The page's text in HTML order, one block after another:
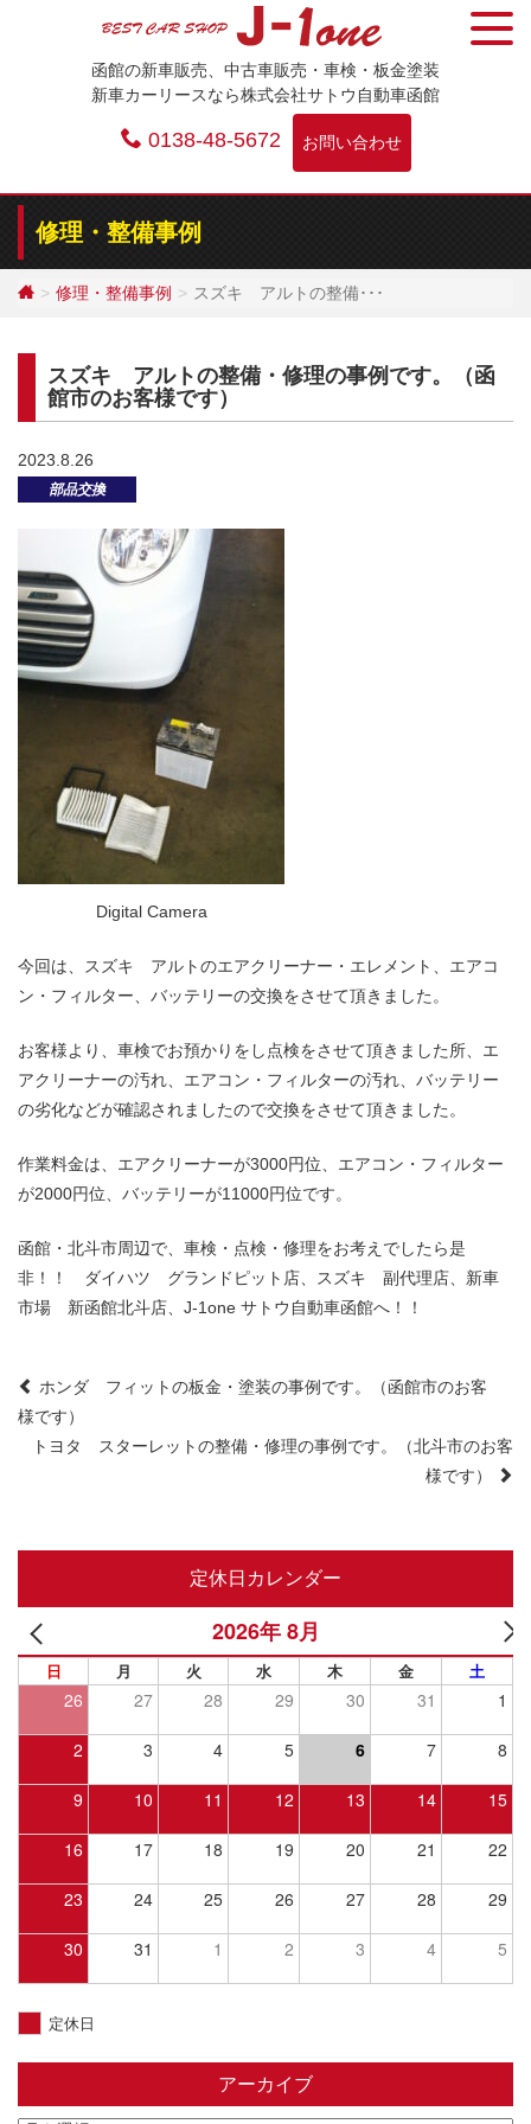
函館の新車販売、中古車販売・車検・板金塗装
新車カーリースなら株式会社サトウ自動車函館
0138-48-5672 お問い合わせ
修理・整備事例
修理・整備事例 スズキ アルトの整備･･･
スズキ アルトの整備・修理の事例です。（函
館市のお客様です）
2023.8.26
部品交換
Digital Camera
今回は、スズキ アルトのエアクリーナー・エレメント、エアコ
ン・フィルター、バッテリーの交換をさせて頂きました。
お客様より、車検でお預かりをし点検をさせて頂きました所、エ
アクリーナーの汚れ、エアコン・フィルターの汚れ、バッテリー
の劣化などが確認されましたので交換をさせて頂きました。
作業料金は、エアクリーナーが3000円位、エアコン・フィルター
が2000円位、バッテリーが11000円位です。
函館・北斗市周辺で、車検・点検・修理をお考えでしたら是
非！！ ダイハツ グランドピット店、スズキ 副代理店、新車
市場 新函館北斗店、J-1one サトウ自動車函館へ！！
Post
navigation
ホンダ フィットの板金・塗装の事例です。（函館市のお客
様です）
トヨタ スターレットの整備・修理の事例です。（北斗市のお客
様です）
定休日カレンダー
2026年 8月
日 月 火 水 木 金 土
26 27 28 29 30 31 1
2 3 4 5 6 7 8
9 10 11 12 13 14 15
16 17 18 19 20 21 22
23 24 25 26 27 28 29
30 31 1 2 3 4 5
定休日
アーカイブ